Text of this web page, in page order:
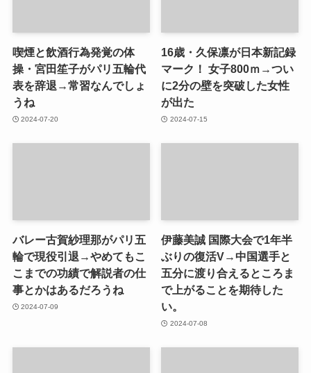
喫煙と飲酒行為発覚の体
操・宮田笙子がパリ五輪代
表を辞退→常習なんでしょ
うね
2024-07-20
16歳・久保凛が日本新記録
マーク！ 女子800ｍ→つい
に2分の壁を突破した女性
が出た
2024-07-15
バレー古賀紗理那がパリ五
輪で現役引退→やめてもこ
こまでの功績で解説者の仕
事とかはあるだろうね
2024-07-09
伊藤美誠 国際大会で1年半
ぶりの復活V→中国選手と
五分に渡り合えるところま
で上がることを期待した
い。
2024-07-08